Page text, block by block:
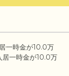
一時金が10.0万
居一時金が10.0万